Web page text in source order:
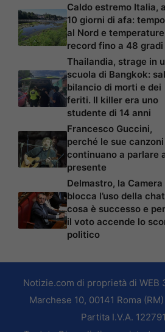
Caldo estremo Italia,
10 giorni di afa:
al Nord e temperature
record fino a 48 gradi
Thailandia, strage in
scuola di Bangkok:
bilancio di morti e dei
feriti. Il killer era uno
studente di 14 anni
Francesco Guccini,
perché le sue canzoni
continuano a parlare
presente
Delmastro, la Camera
blocca l’uso della
cosa è successo e
il voto accende lo
politico
Notizie.com di proprietà di WEB
Marchese 10, 00141 Roma
Partita I.V.A.